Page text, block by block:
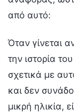
από αυτό:
Όταν γίνεται
την ιστορία
σχετικά με
και δεν
μικρή ηλικία,